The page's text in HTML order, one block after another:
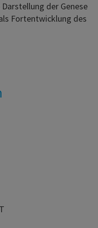
der Genese
Fortentwicklung des